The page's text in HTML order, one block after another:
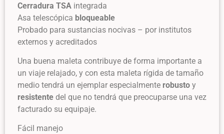
Cerradura TSA integrada
Asa telescópica bloqueable
Probado para sustancias nocivas – por institutos
externos y acreditados
Una buena maleta contribuye de forma importante a
un viaje relajado, y con esta maleta rígida de tamaño
medio tendrá un ejemplar especialmente robusto y
resistente del que no tendrá que preocuparse una vez
facturado su equipaje.
Fácil manejo